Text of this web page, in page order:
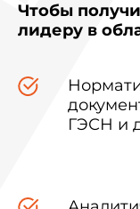
Чтобы
лидеру в
ГЭСН и